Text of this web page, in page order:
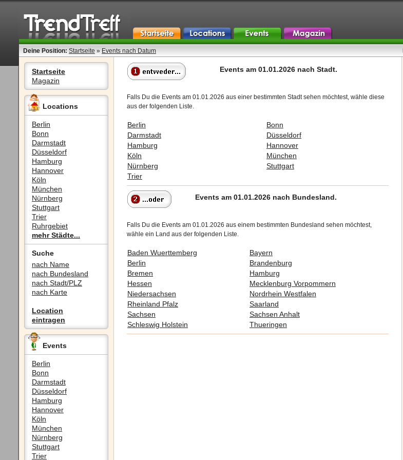
Deine Position: Startseite » Events nach Datum
Startseite
Magazin
Locations
Berlin
Bonn
Darmstadt
Düsseldorf
Hamburg
Hannover
Köln
München
Nürnberg
Stuttgart
Trier
Ruhrgebiet
mehr Städte...
Suche
nach Name
nach Bundesland
nach Stadt/PLZ
nach Karte
Location
eintragen
Events
Berlin
Bonn
Darmstadt
Düsseldorf
Hamburg
Hannover
Köln
München
Nürnberg
Stuttgart
Trier
Events am 01.01.2026 nach Stadt.
Falls Du die Events am 01.01.2026 aus einer bestimmten Stadt sehen möchtest, wähle diese
aus der folgenden Liste.
Berlin
Bonn
Darmstadt
Düsseldorf
Hamburg
Hannover
Köln
München
Nürnberg
Stuttgart
Trier
Events am 01.01.2026 nach Bundesland.
Falls Du die Events am 01.01.2026 aus einem bestimmten Bundesland sehen möchtest,
wähle ein Land aus der folgenden Liste.
Baden Wuerttemberg
Bayern
Berlin
Brandenburg
Bremen
Hamburg
Hessen
Mecklenburg Vorpommern
Niedersachsen
Nordrhein Westfalen
Rheinland Pfalz
Saarland
Sachsen
Sachsen Anhalt
Schleswig Holstein
Thueringen